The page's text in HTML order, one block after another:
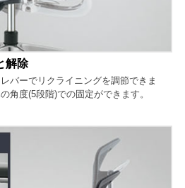
解除
バーでリクライニングを調節できま
角度(5段階)での固定ができます。